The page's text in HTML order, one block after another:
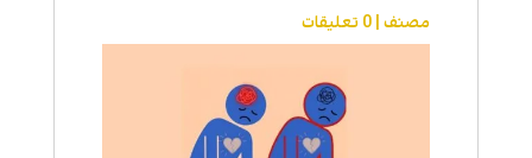
مصنف| 0 تعليقات